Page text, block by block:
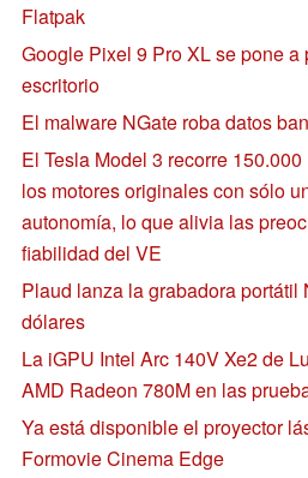
Flatpak
Google Pixel 9 Pro XL se pone
escritorio
El malware NGate roba datos
El Tesla Model 3 recorre
los motores originales con sólo
autonomía, lo que alivia las
fiabilidad del VE
Plaud lanza la grabadora portátil
dólares
La iGPU Intel Arc 140V Xe2 de
AMD Radeon 780M en las
Ya está disponible el proyector
Formovie Cinema Edge